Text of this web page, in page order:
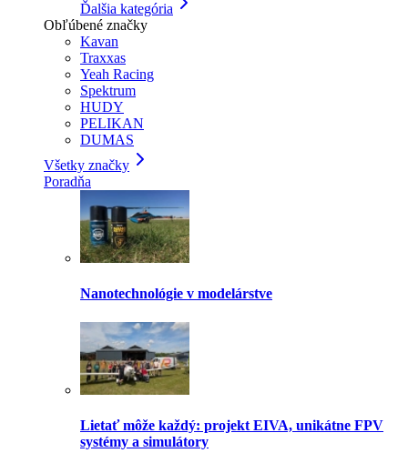
Ďalšia kategória
Obľúbené značky
Kavan
Traxxas
Yeah Racing
Spektrum
HUDY
PELIKAN
DUMAS
Všetky značky
Poradňa
Nanotechnológie v modelárstve
Lietať môže každý: projekt EIVA, unikátne FPV
systémy a simulátory